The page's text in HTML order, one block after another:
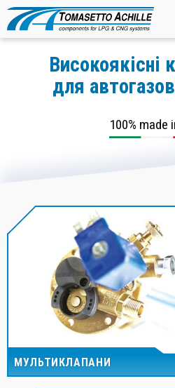
Високоякісні
для
100% made
МУЛЬТИКЛАПАНИ